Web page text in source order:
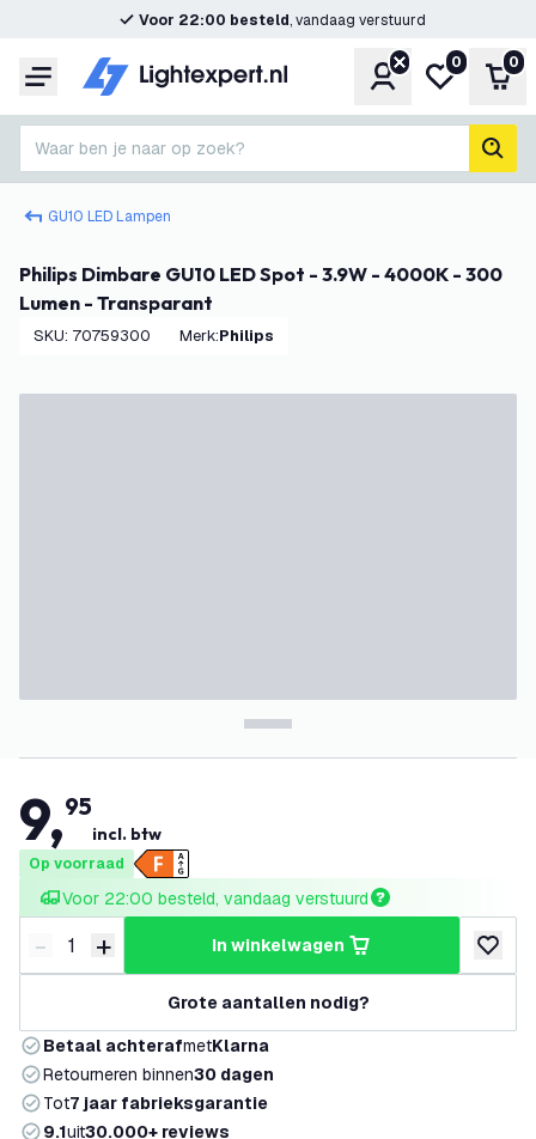
Voor 22:00 besteld, vandaag verstuurd
Menu Account
Mijn
0 0
Waar ben je naar op zoek?
GU10 LED Lampen
Philips Dimbare GU10 LED Spot - 3.9W - 4000K - 300
Lumen - Transparant
SKU: 70759300 Merk: Philips
9,95
incl. btw
Op voorraad
Voor 22:00 besteld, vandaag verstuurd
Verminder hoeveelheid
- Verhoog hoeveelheid
+ in winkelwagen
Grote aantallen nodig?
Betaal achterafmetKlarna
Retourneren binnen30 dagen
Tot7 jaar fabrieksgarantie
9.1uit30.000+ reviews